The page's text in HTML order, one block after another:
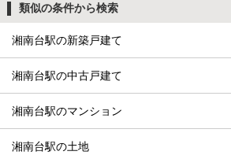
類似の条件から検索
湘南台駅の新築戸建て
湘南台駅の中古戸建て
湘南台駅のマンション
湘南台駅の土地